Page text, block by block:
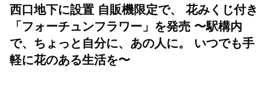
西口地下に設置 自販機限定で、 花みくじ付き
「フォーチュンフラワー」を発売 〜駅構内
で、ちょっと自分に、あの人に。 いつでも手
軽に花のある生活を〜